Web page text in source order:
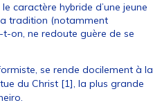
caractère hybride d’une jeune
tradition (notamment
t-on, ne redoute guère de se
se rende docilement à la
du Christ [1], la plus grande